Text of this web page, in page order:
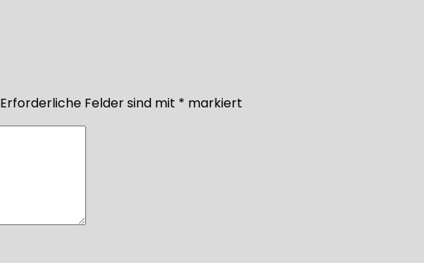
Erforderliche Felder sind mit * markiert